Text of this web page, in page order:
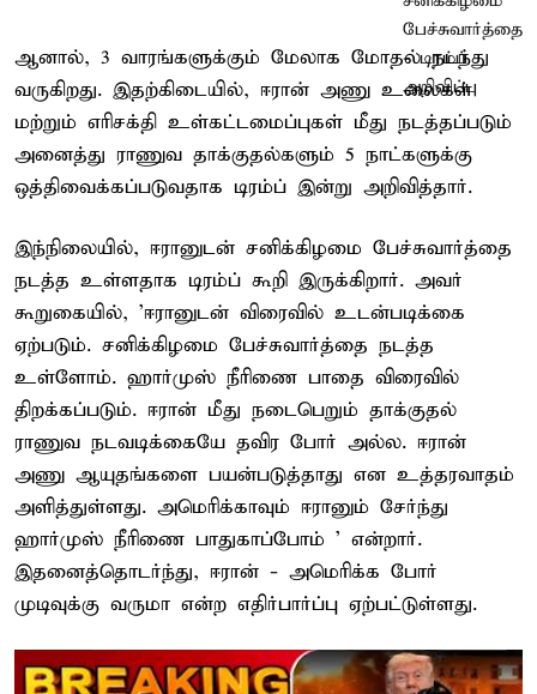
ஆனால், 3 வாரங்களுக்கும் மேலாக மோதல் நடந்து
வருகிறது. இதற்கிடையில், ஈரான் அணு உலைகள்
மற்றும் எரிசக்தி உள்கட்டமைப்புகள் மீது நடத்தப்படும்
அனைத்து ராணுவ தாக்குதல்களும் 5 நாட்களுக்கு
ஒத்திவைக்கப்படுவதாக டிரம்ப் இன்று அறிவித்தார்.
இந்நிலையில், ஈரானுடன் சனிக்கிழமை பேச்சுவார்த்தை
நடத்த உள்ளதாக டிரம்ப் கூறி இருக்கிறார். அவர்
கூறுகையில், ’ஈரானுடன் விரைவில் உடன்படிக்கை
ஏற்படும். சனிக்கிழமை பேச்சுவார்த்தை நடத்த
உள்ளோம். ஹார்முஸ் நீரிணை பாதை விரைவில்
திறக்கப்படும். ஈரான் மீது நடைபெறும் தாக்குதல்
ராணுவ நடவடிக்கையே தவிர போர் அல்ல. ஈரான்
அணு ஆயுதங்களை பயன்படுத்தாது என உத்தரவாதம்
அளித்துள்ளது. அமெரிக்காவும் ஈரானும் சேர்ந்து
ஹார்முஸ் நீரிணை பாதுகாப்போம் ’ என்றார்.
இதனைத்தொடர்ந்து, ஈரான் - அமெரிக்க போர்
முடிவுக்கு வருமா என்ற எதிர்பார்ப்பு ஏற்பட்டுள்ளது.